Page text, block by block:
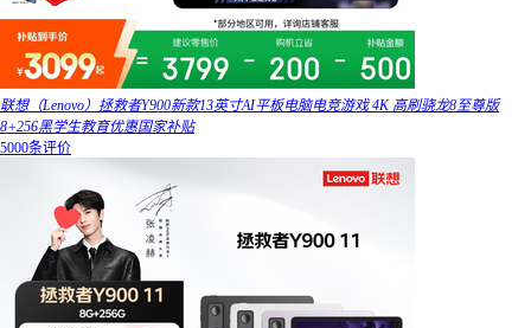
联想（Lenovo）拯救者Y900新款13英寸AI平板电脑电竞游戏 4K 高刷骁龙8至尊版
8+256黑学生教育优惠国家补贴
5000条评价